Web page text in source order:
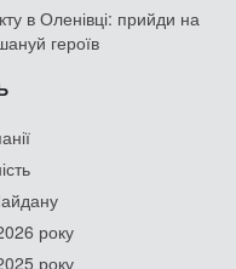
в Оленівці: прийди на
героїв
року
року